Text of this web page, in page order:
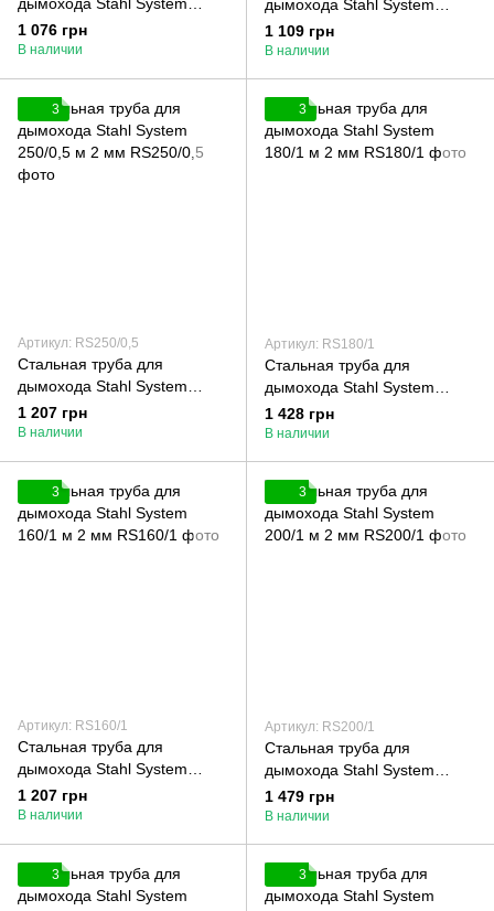
130/1 м 2 мм
1 076 грн
В наличии
дымохода Stahl System
150/1 м 2 мм
1 109 грн
В наличии
3
Артикул: RS250/0,5
Стальная труба для
дымохода Stahl System
250/0,5 м 2 мм
1 207 грн
В наличии
3
Артикул: RS180/1
Стальная труба для
дымохода Stahl System
180/1 м 2 мм
1 428 грн
В наличии
3
Артикул: RS160/1
Стальная труба для
дымохода Stahl System
160/1 м 2 мм
1 207 грн
В наличии
3
Артикул: RS200/1
Стальная труба для
дымохода Stahl System
200/1 м 2 мм
1 479 грн
В наличии
3 3